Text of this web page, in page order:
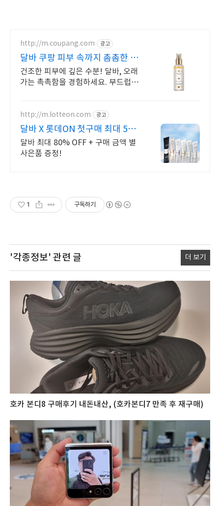
http://m.coupang.com 광고
달바 쿠팡 피부 속까지 촘촘한 수
분감
건조한 피부에 깊은 수분! 달바, 오래
가는 촉촉함을 경험하세요. 부드럽게
http://m.lotteon.com 광고
달바 X 롯데ON 첫구매 최대 5천
원 혜택!
달바 최대 80% OFF + 구매 금액 별
사은품 증정!
1 구독하기
'각종정보' 관련 글 더 보기
호카 본디8 구매후기 내돈내산, (호카본디7 만족 후 재구매)